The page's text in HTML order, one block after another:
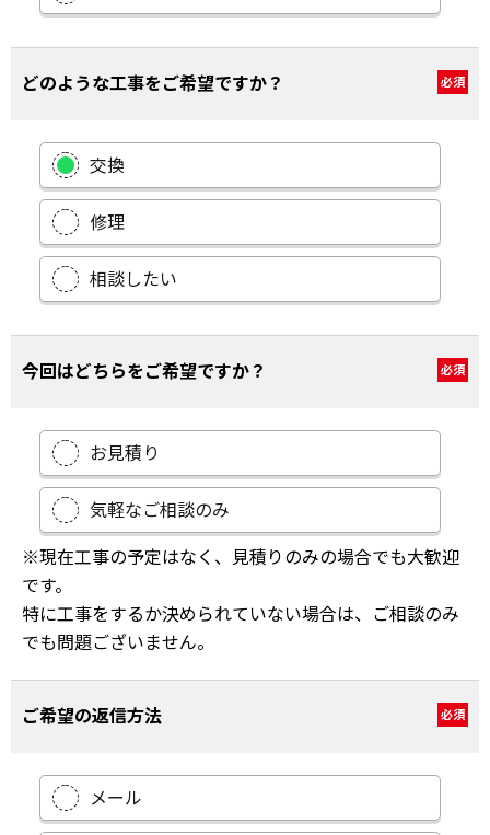
どのような工事をご希望ですか？ 必須
交換
修理
相談したい
今回はどちらをご希望ですか？ 必須
お見積り
気軽なご相談のみ
※現在工事の予定はなく、見積りのみの場合でも大歓迎
です。
特に工事をするか決められていない場合は、ご相談のみ
でも問題ございません。
ご希望の返信方法 必須
メール